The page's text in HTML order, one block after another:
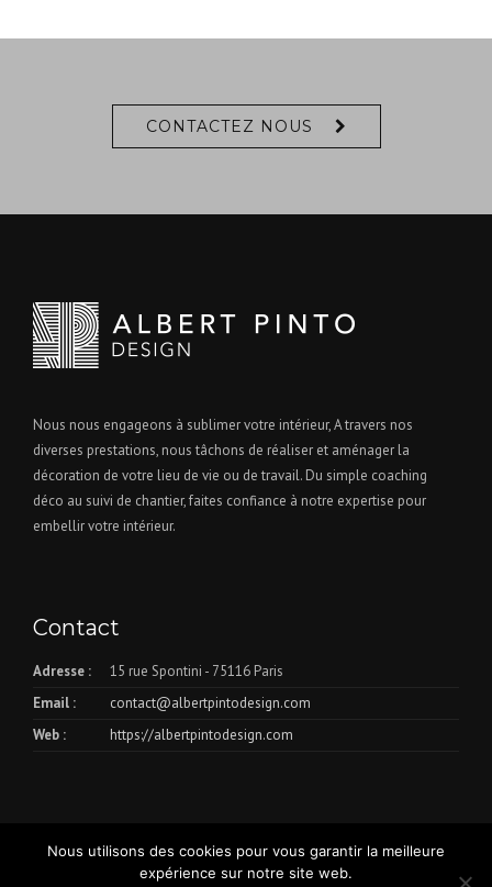
CONTACTEZ NOUS
Nous nous engageons à sublimer votre intérieur, A travers nos
diverses prestations, nous tâchons de réaliser et aménager la
décoration de votre lieu de vie ou de travail. Du simple coaching
déco au suivi de chantier, faites confiance à notre expertise pour
embellir votre intérieur.
Contact
Adresse :
15 rue Spontini - 75116 Paris
Email :
contact@albertpintodesign.com
Web :
https://albertpintodesign.com
© ALBERT PINTO DESIGN 2018-2019 | Made with ♥ by
Nous utilisons des cookies pour vous garantir la meilleure
expérience sur notre site web.